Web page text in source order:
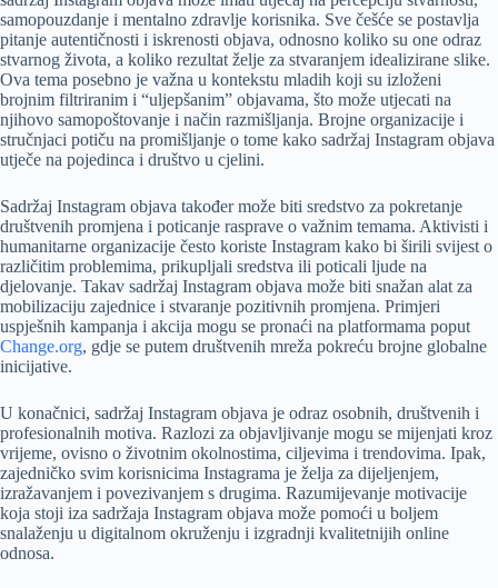
samopouzdanje i mentalno zdravlje korisnika. Sve češće se postavlja
pitanje autentičnosti i iskrenosti objava, odnosno koliko su one odraz
stvarnog života, a koliko rezultat želje za stvaranjem idealizirane slike.
Ova tema posebno je važna u kontekstu mladih koji su izloženi
brojnim filtriranim i “uljepšanim” objavama, što može utjecati na
njihovo samopoštovanje i način razmišljanja. Brojne organizacije i
stručnjaci potiču na promišljanje o tome kako sadržaj Instagram objava
utječe na pojedinca i društvo u cjelini.
Sadržaj Instagram objava također može biti sredstvo za pokretanje
društvenih promjena i poticanje rasprave o važnim temama. Aktivisti i
humanitarne organizacije često koriste Instagram kako bi širili svijest o
različitim problemima, prikupljali sredstva ili poticali ljude na
djelovanje. Takav sadržaj Instagram objava može biti snažan alat za
mobilizaciju zajednice i stvaranje pozitivnih promjena. Primjeri
uspješnih kampanja i akcija mogu se pronaći na platformama poput
Change.org, gdje se putem društvenih mreža pokreću brojne globalne
inicijative.
U konačnici, sadržaj Instagram objava je odraz osobnih, društvenih i
profesionalnih motiva. Razlozi za objavljivanje mogu se mijenjati kroz
vrijeme, ovisno o životnim okolnostima, ciljevima i trendovima. Ipak,
zajedničko svim korisnicima Instagrama je želja za dijeljenjem,
izražavanjem i povezivanjem s drugima. Razumijevanje motivacije
koja stoji iza sadržaja Instagram objava može pomoći u boljem
snalaženju u digitalnom okruženju i izgradnji kvalitetnijih online
odnosa.